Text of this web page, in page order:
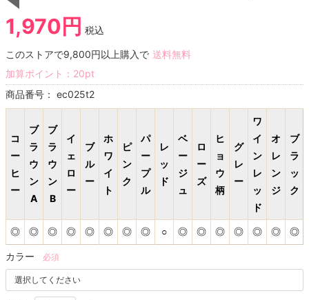
1,970円 税込
このストアで9,800円以上購入で 送料無料
加算ポイント： 20pt
商品番号： ec025t2
コ
ー
ヒ
ー
ブ
ラ
ウ
ン
A
ブ
ラ
ウ
ン
B
イ
ェ
ロ
ー
ブ
ル
ー
ホ
ワ
イ
ト
ピ
ン
ク
パ
ー
プ
ル
レ
ッ
ド
ベ
ー
ジ
ュ
ロ
ー
ズ
ヒ
ョ
ウ
柄
グ
レ
ー
ワ
イ
ン
レ
ッ
ド
オ
レ
ン
ジ
ブ
ラ
ッ
ク
◎ ◎ ◎ ◎ ◎ ◎ ◎ ◎ ○ ◎ ◎ ◎ ◎ ◎ ◎ ◎
カラー 必須